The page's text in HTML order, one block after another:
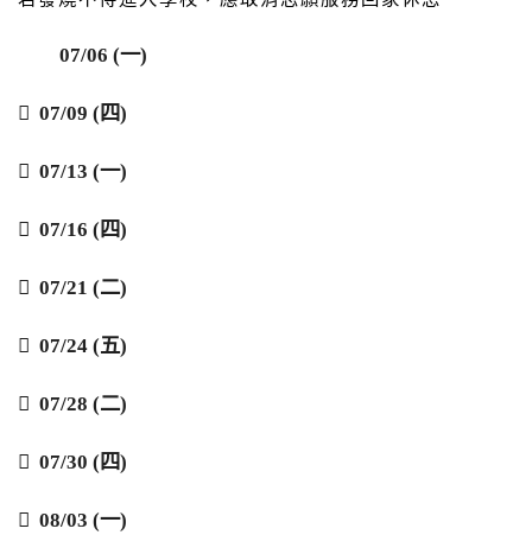
07/06 (一)
 07/09 (四)
 07/13 (一)
 07/16 (四)
 07/21 (二)
 07/24 (五)
 07/28 (二)
 07/30 (四)
 08/03 (一)